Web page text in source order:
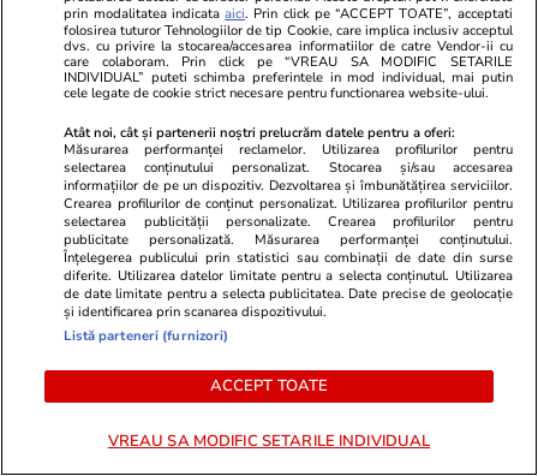
PARTENERI
prin modalitatea indicataaici. Prin click pe “ACCEPT TOATE”, acceptati
folosirea tuturor Tehnologiilor de tip Cookie, care implica inclusiv acceptul
dvs. cu privire la stocarea/accesarea informatiilor de catre Vendor-ii cu
care colaboram. Prin click pe “VREAU SA MODIFIC SETARILE
INDIVIDUAL” puteti schimba preferintele in mod individual, mai putin
cele legate de cookie strict necesare pentru functionarea website-ului.
Atât noi, cât și partenerii noștri prelucrăm datele pentru a oferi:
Măsurarea performanței reclamelor. Utilizarea profilurilor pentru
selectarea conținutului personalizat. Stocarea și/sau accesarea
informațiilor de pe un dispozitiv. Dezvoltarea și îmbunătățirea serviciilor.
Crearea profilurilor de conținut personalizat. Utilizarea profilurilor pentru
selectarea publicității personalizate. Crearea profilurilor pentru
publicitate personalizată. Măsurarea performanței conținutului.
Înțelegerea publicului prin statistici sau combinații de date din surse
diferite. Utilizarea datelor limitate pentru a selecta conținutul. Utilizarea
de date limitate pentru a selecta publicitatea. Date precise de geolocație
și identificarea prin scanarea dispozitivului.
Listă parteneri (furnizori)
ACCEPT TOATE
VREAU SA MODIFIC SETARILE INDIVIDUAL